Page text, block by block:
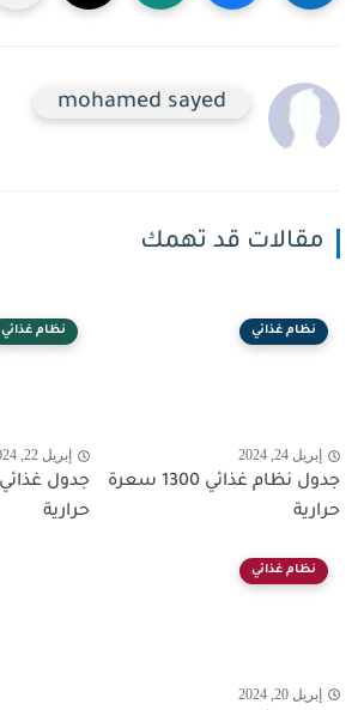
mohamed sayed
مقالات قد تهمك
نظام غذائي
إبريل 24, 2024
جدول نظام غذائي 1300 سعرة
حرارية
نظام غذائي
إبريل 22, 2024
حرارية
نظام غذائي
إبريل 20, 2024